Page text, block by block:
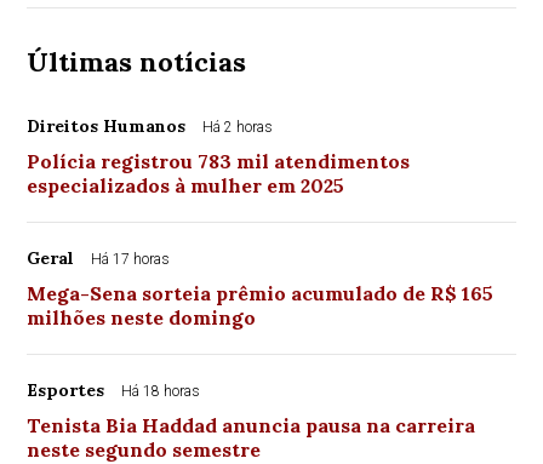
Últimas notícias
Direitos Humanos Há 2 horas
Polícia registrou 783 mil atendimentos
especializados à mulher em 2025
Geral Há 17 horas
Mega-Sena sorteia prêmio acumulado de R$ 165
milhões neste domingo
Esportes Há 18 horas
Tenista Bia Haddad anuncia pausa na carreira
neste segundo semestre